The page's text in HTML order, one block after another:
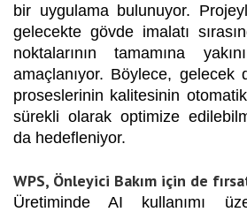
bir uygulama bulunuyor.
gelecekte gövde imalatı
noktalarının tamamına
amaçlanıyor. Böylece, gelecek
proseslerinin kalitesinin
sürekli olarak optimize
da hedefleniyor.
WPS, Önleyici Bakım için de
Üretiminde AI kullanımı